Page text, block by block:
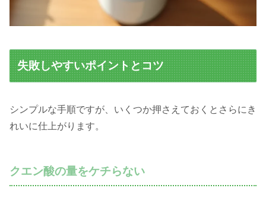
失敗しやすいポイントとコツ
シンプルな手順ですが、いくつか押さえておくとさらにき
れいに仕上がります。
クエン酸の量をケチらない